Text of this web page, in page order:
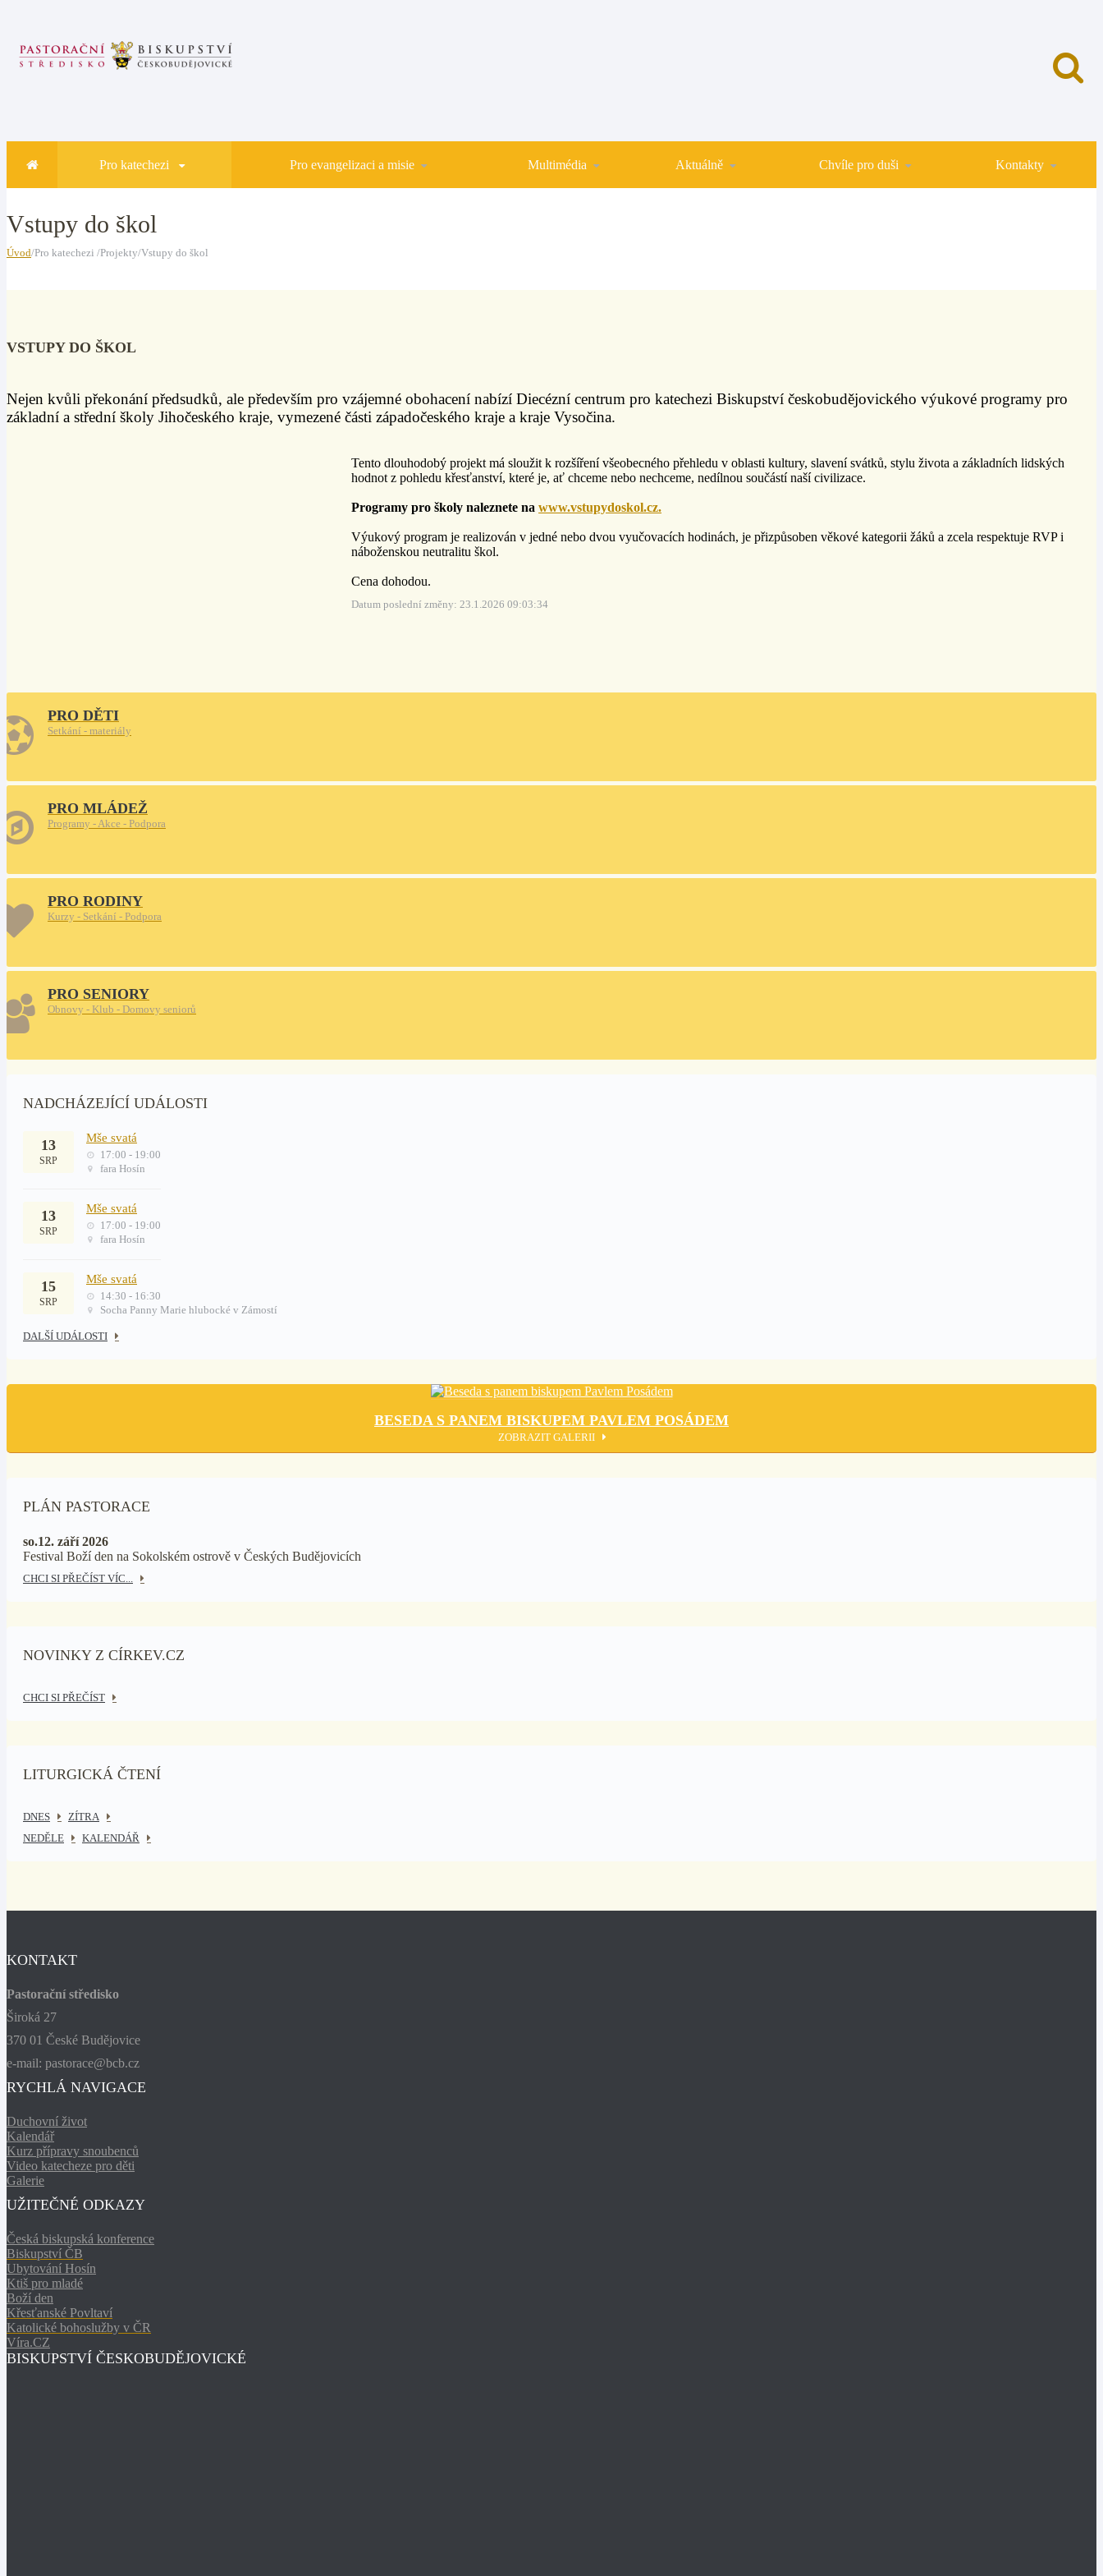
Pro katechezi Pro evangelizaci a misie Multimédia Aktuálně Chvíle pro duši Kontakty
Vstupy do škol
Úvod/Pro katechezi /Projekty/Vstupy do škol
VSTUPY DO ŠKOL
Nejen kvůli překonání předsudků, ale především pro vzájemné obohacení nabízí Diecézní centrum pro katechezi Biskupství českobudějovického výukové programy pro
základní a střední školy Jihočeského kraje, vymezené části západočeského kraje a kraje Vysočina.
Tento dlouhodobý projekt má sloužit k rozšíření všeobecného přehledu v oblasti kultury, slavení svátků, stylu života a základních lidských
hodnot z pohledu křesťanství, které je, ať chceme nebo nechceme, nedílnou součástí naší civilizace.
Programy pro školy naleznete na www.vstupydoskol.cz.
Výukový program je realizován v jedné nebo dvou vyučovacích hodinách, je přizpůsoben věkové kategorii žáků a zcela respektuje RVP i
náboženskou neutralitu škol.
Cena dohodou.
Datum poslední změny: 23.1.2026 09:03:34
PRO DĚTI
Setkání - materiály
PRO MLÁDEŽ
Programy - Akce - Podpora
PRO RODINY
Kurzy - Setkání - Podpora
PRO SENIORY
Obnovy - Klub - Domovy seniorů
NADCHÁZEJÍCÍ UDÁLOSTI
13
SRP
Mše svatá
17:00 - 19:00
fara Hosín
13
SRP
Mše svatá
17:00 - 19:00
fara Hosín
15
SRP
Mše svatá
14:30 - 16:30
Socha Panny Marie hlubocké v Zámostí
DALŠÍ UDÁLOSTI
BESEDA S PANEM BISKUPEM PAVLEM POSÁDEM
ZOBRAZIT GALERII
PLÁN PASTORACE
so.12. září 2026
Festival Boží den na Sokolském ostrově v Českých Budějovicích
CHCI SI PŘEČÍST VÍC...
NOVINKY Z CÍRKEV.CZ
CHCI SI PŘEČÍST
LITURGICKÁ ČTENÍ
DNES
ZÍTRA
NEDĚLE
KALENDÁŘ
KONTAKT
Pastorační středisko
Široká 27
370 01 České Budějovice
e-mail: pastorace@bcb.cz
RYCHLÁ NAVIGACE
Duchovní život
Kalendář
Kurz přípravy snoubenců
Video katecheze pro děti
Galerie
UŽITEČNÉ ODKAZY
Česká biskupská konference
Biskupství ČB
Ubytování Hosín
Ktiš pro mladé
Boží den
Křesťanské Povltaví
Katolické bohoslužby v ČR
Víra.CZ
BISKUPSTVÍ ČESKOBUDĚJOVICKÉ